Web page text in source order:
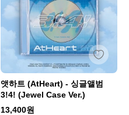
앳하트 (AtHeart) - 싱글앨범
3!4! (Jewel Case Ver.)
13,400원